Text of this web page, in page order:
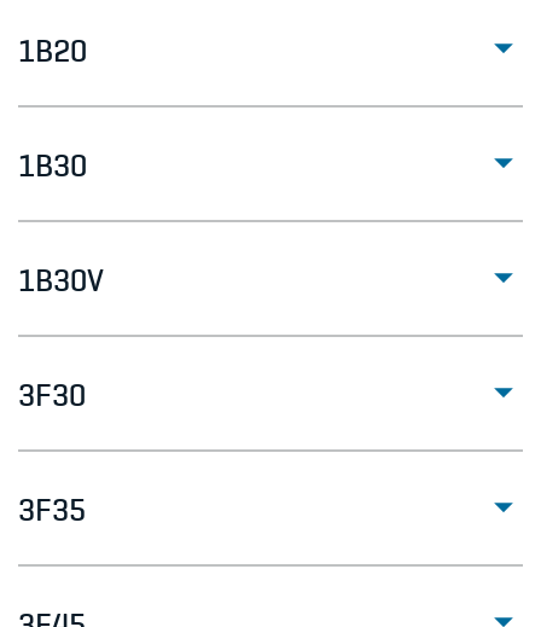
1B20
1B30
1B30V
3F30
3F35